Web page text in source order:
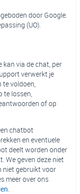
door Google.
(UO).
kan via de chat, per
verwerkt je
te voldoen,
te lossen,
of op
chatbot
en eventuele
deelt worden onder
We geven deze niet
niet gebruikt voor
meer over ons
.